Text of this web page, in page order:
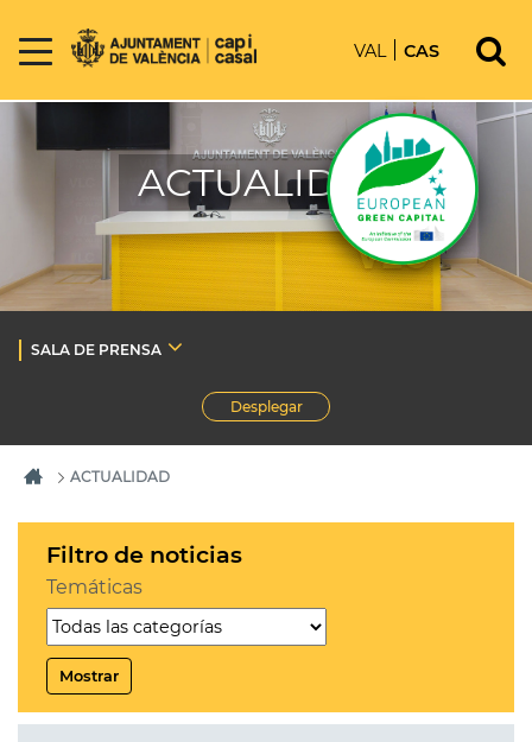
VAL CAS
ACTUALIDAD
SALA DE PRENSA
Desplegar
ACTUALIDAD
Filtro de noticias
Temáticas
Mostrar